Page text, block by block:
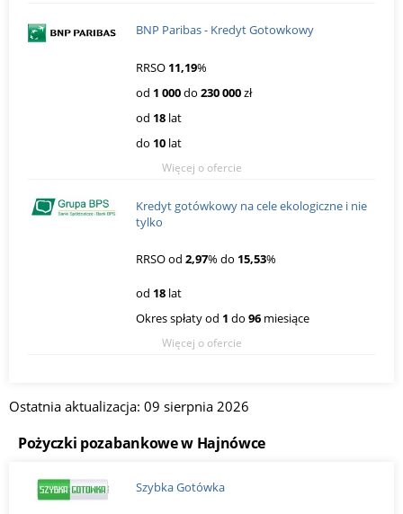
BNP Paribas - Kredyt Gotowkowy
RRSO 11,19%
od 1 000do 230 000zł
od 18 lat
do 10 lat
Więcej o ofercie
Kredyt gotówkowy na cele ekologiczne i nie
tylko
RRSO od 2,97% do 15,53%
od 18 lat
Okres spłaty od 1 do 96 miesiące
Więcej o ofercie
Ostatnia aktualizacja: 09 sierpnia 2026
Pożyczki pozabankowe w Hajnówce
Szybka Gotówka